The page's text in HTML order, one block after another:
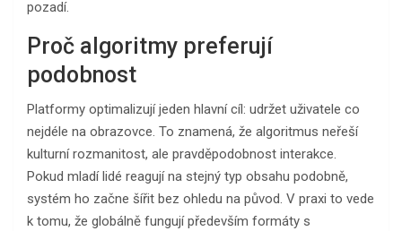
pozadí.
Proč algoritmy preferují
podobnost
Platformy optimalizují jeden hlavní cíl: udržet uživatele co
nejdéle na obrazovce. To znamená, že algoritmus neřeší
kulturní rozmanitost, ale pravděpodobnost interakce.
Pokud mladí lidé reagují na stejný typ obsahu podobně,
systém ho začne šířit bez ohledu na původ. V praxi to vede
k tomu, že globálně fungují především formáty s